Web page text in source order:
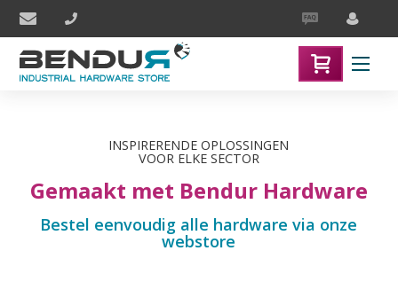
INSPIRERENDE ­OPLOSSINGEN
VOOR ELKE SECTOR
Gemaakt met Bendur Hardware
Bestel eenvoudig alle hardware via onze
webstore